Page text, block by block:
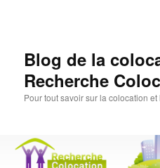
Blog de la
Recherche
Pour tout savoir sur la colocation